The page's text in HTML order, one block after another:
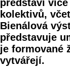
představí
kolektivů,
Bienálová
představuje
je formované
vytvářejí.